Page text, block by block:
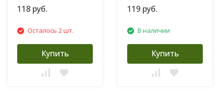
118 руб.
Осталось 2 шт.
Купить
119 руб.
В наличии
Купить